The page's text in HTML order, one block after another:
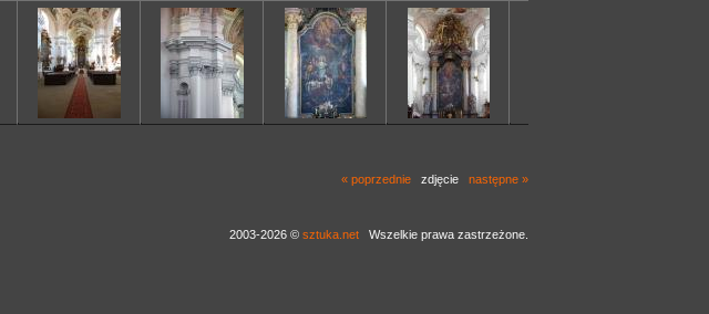
« poprzedniezdjęcie następne »
2003-2026 © sztuka.netWszelkie prawa zastrzeżone.